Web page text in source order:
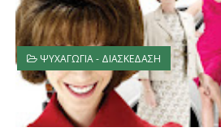
ΨΥΧΑΓΩΓΙΑ - ΔΙΑΣΚΕΔΑΣΗ